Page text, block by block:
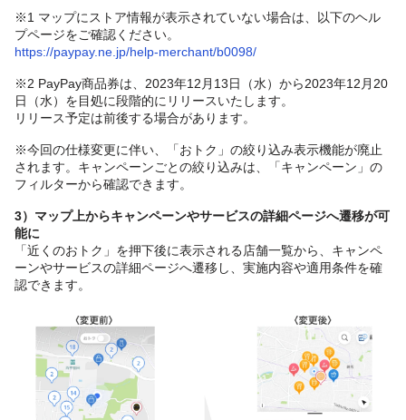
※1 マップにストア情報が表示されていない場合は、以下のヘル
プページをご確認ください。
https://paypay.ne.jp/help-merchant/b0098/
※2 PayPay商品券は、2023年12月13日（水）から2023年12月20
日（水）を目処に段階的にリリースいたします。
リリース予定は前後する場合があります。
※今回の仕様変更に伴い、「おトク」の絞り込み表示機能が廃止
されます。キャンペーンごとの絞り込みは、「キャンペーン」の
フィルターから確認できます。
3）マップ上からキャンペーンやサービスの詳細ページへ遷移が可
能に
「近くのおトク」を押下後に表示される店舗一覧から、キャンペ
ーンやサービスの詳細ページへ遷移し、実施内容や適用条件を確
認できます。